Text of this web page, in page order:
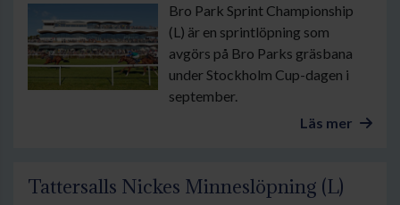
Bro Park Sprint Championship
(L) är en sprintlöpning som
avgörs på Bro Parks gräsbana
under Stockholm Cup-dagen i
september.
Läs mer
Tattersalls Nickes Minneslöpning (L)